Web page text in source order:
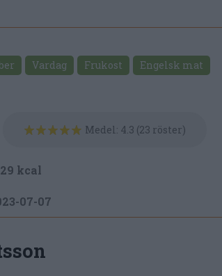
Vardag Frukost
Engelsk mat
Medel: 4.3 (23 röster)
29 kcal
07-07